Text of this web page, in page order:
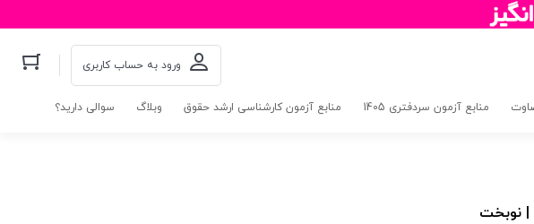
ورود به حساب کاربری
منابع آزمون سردفتری 1405 منابع آزمون کارشناسی ارشد حقوق وبلاگ سوالی دارید؟
| نوبخت